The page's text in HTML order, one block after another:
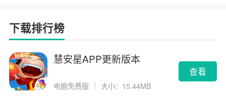
下载排行榜
慧安星APP更新版本
电脑免费版 ｜ 大小：15.44MB
查看